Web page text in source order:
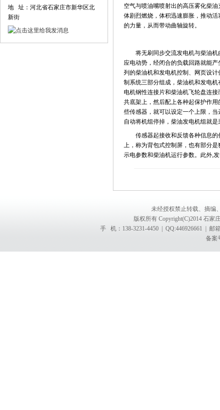
地 址：河北省石家庄市新华区北
新街
空气与喷油嘴喷射出的高压雾化柴
体剧烈燃烧，体积迅速膨胀，推动
的力量，从而带动曲轴旋转。
将无刷同步交流发电机与柴油机
应电动势，经闭合的负载回路就能
列的柴油机和发电机控制、网页设
制系统三部分组成，柴油机和发电
电机钢性连接片和柴油机飞轮盘连
共底架上，然后配上各种起保护作
些传感器，就可以设定一个上限，
自动将机组停掉，柴油发电机组就
传感器起接收和反馈各种信息的
上，称为背包式控制屏，也有部分
示电参数和柴油机运行参数。此外,
未经授权禁止转载、摘编
版权所有 Copyright(C)2014 石
手 机：138-3231-4450 | QQ:446926661 | 邮
备案